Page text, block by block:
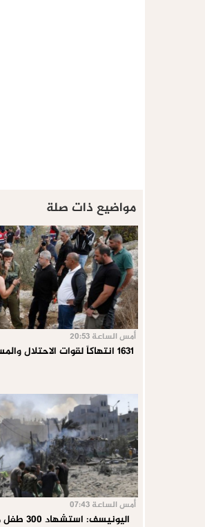
مواضيع ذات صلة
أمس الساعة 20:53
1631 انتهاكاً لقوات الاحتلال والمستوطنين بالضفة خلال أسبوع
أمس الساعة 07:43
اليونيسف: استشهاد 300 طفل منذ وقف إطلاق النار في غزة